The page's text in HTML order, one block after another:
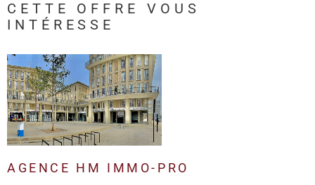
CETTE OFFRE
VOUS
INTÉRESSE
AGENCE HM IMMO-PRO